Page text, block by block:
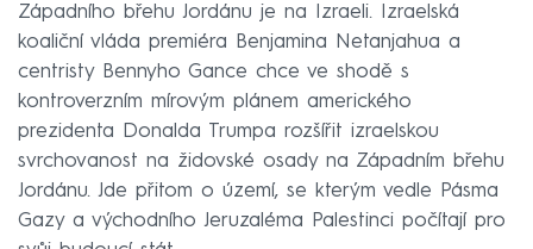
Západního břehu Jordánu je na Izraeli. Izraelská
koaliční vláda premiéra Benjamina Netanjahua a
centristy Bennyho Gance chce ve shodě s
kontroverzním mírovým plánem amerického
prezidenta Donalda Trumpa rozšířit izraelskou
svrchovanost na židovské osady na Západním břehu
Jordánu. Jde přitom o území, se kterým vedle Pásma
Gazy a východního Jeruzaléma Palestinci počítají pro